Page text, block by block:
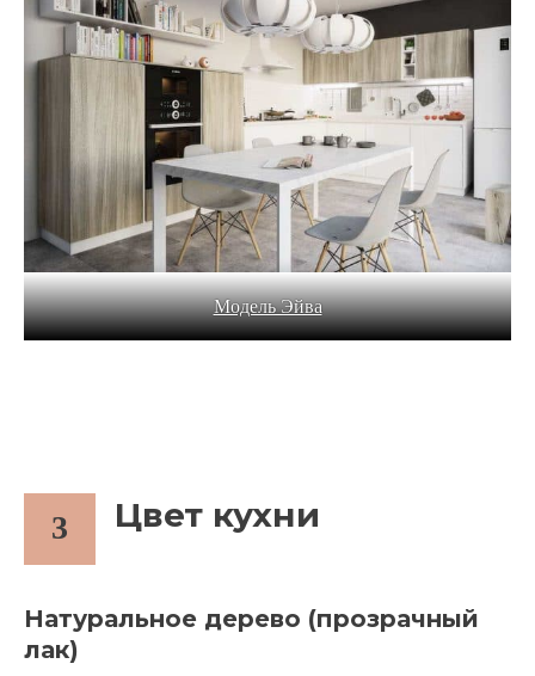
Модель Эйва
3 Цвет кухни
Натуральное дерево (прозрачный
лак)